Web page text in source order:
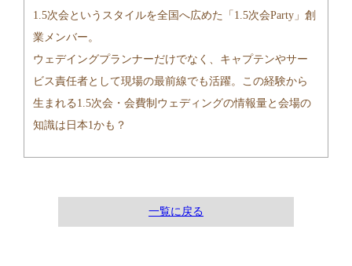
1.5次会というスタイルを全国へ広めた「1.5次会Party」創
業メンバー。
ウェデイングプランナーだけでなく、キャプテンやサー
ビス責任者として現場の最前線でも活躍。この経験から
生まれる1.5次会・会費制ウェディングの情報量と会場の
知識は日本1かも？
一覧に戻る